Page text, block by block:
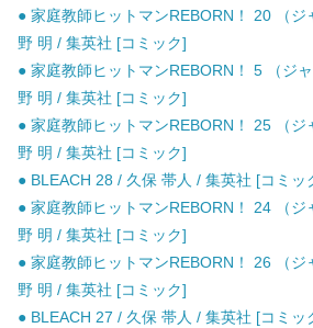
● 家庭教師ヒットマンREBORN！ 20 （ジ
野 明 / 集英社 [コミック]
● 家庭教師ヒットマンREBORN！ 5 （ジ
野 明 / 集英社 [コミック]
● 家庭教師ヒットマンREBORN！ 25 （ジ
野 明 / 集英社 [コミック]
● BLEACH 28 / 久保 帯人 / 集英社 [コミッ
● 家庭教師ヒットマンREBORN！ 24 （ジ
野 明 / 集英社 [コミック]
● 家庭教師ヒットマンREBORN！ 26 （ジ
野 明 / 集英社 [コミック]
● BLEACH 27 / 久保 帯人 / 集英社 [コミッ